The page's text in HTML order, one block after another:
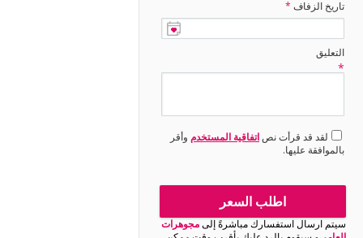
تاريخ الزفاف *
التعليق
*
لقد قد قرأت نصاتفاقية المستخدم وأقر
بالموافقة عليها.
اطلب السعر
سيتم ارسال استفسارك مباشرةً إلىمجوهرات